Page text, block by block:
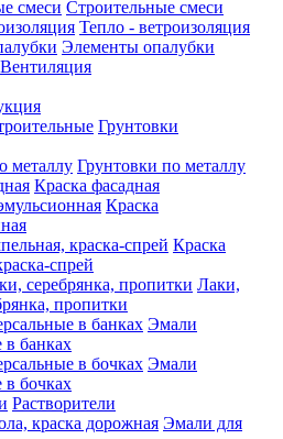
Строительные смеси
Тепло - ветроизоляция
Элементы опалубки
Вентиляция
Грунтовки
Грунтовки по металлу
Краска фасадная
Краска
Краска
спрей
Лаки,
пропитки
Эмали
в банках
Эмали
в бочках
Растворители
Эмали для